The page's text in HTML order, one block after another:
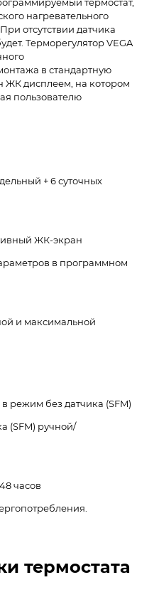
нагревательного
отсутствии датчика
Терморегулятор VEGA
в стандартную
дисплеем, на котором
пользователю
+ 6 суточных
ЖК-экран
в программном
и максимальной
режим без датчика (SFM)
(SFM) ручной/
часов
термостата